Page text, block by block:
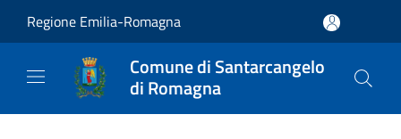
Regione Emilia-Romagna
Comune di Santarcangelo
di Romagna